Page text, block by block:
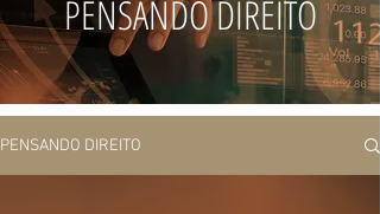
PENSANDO DIREITO
PENSANDO DIREITO